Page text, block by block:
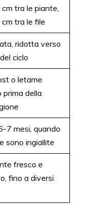
tra le piante,
tra le file
ridotta verso
ciclo
o letame
prima della
7 mesi, quando
sono ingiallite
fresco e
fino a diversi